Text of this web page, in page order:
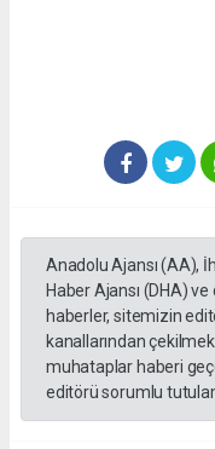
Anadolu Ajansı (AA),
Haber Ajansı (DHA)
haberler, sitemizin
kanallarından
muhataplar haberi
editörü sorumlu